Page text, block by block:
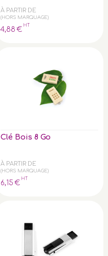
À PARTIR DE
(HORS MARQUAGE)
4,88 €
HT
Clé Bois 8 Go
À PARTIR DE
(HORS MARQUAGE)
6,15 €
HT